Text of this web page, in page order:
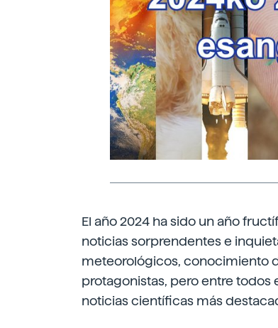
El año 2024 ha sido un año
noticias sorprendentes e
meteorológicos, conocimiento
protagonistas, pero entre todos
noticias científicas más